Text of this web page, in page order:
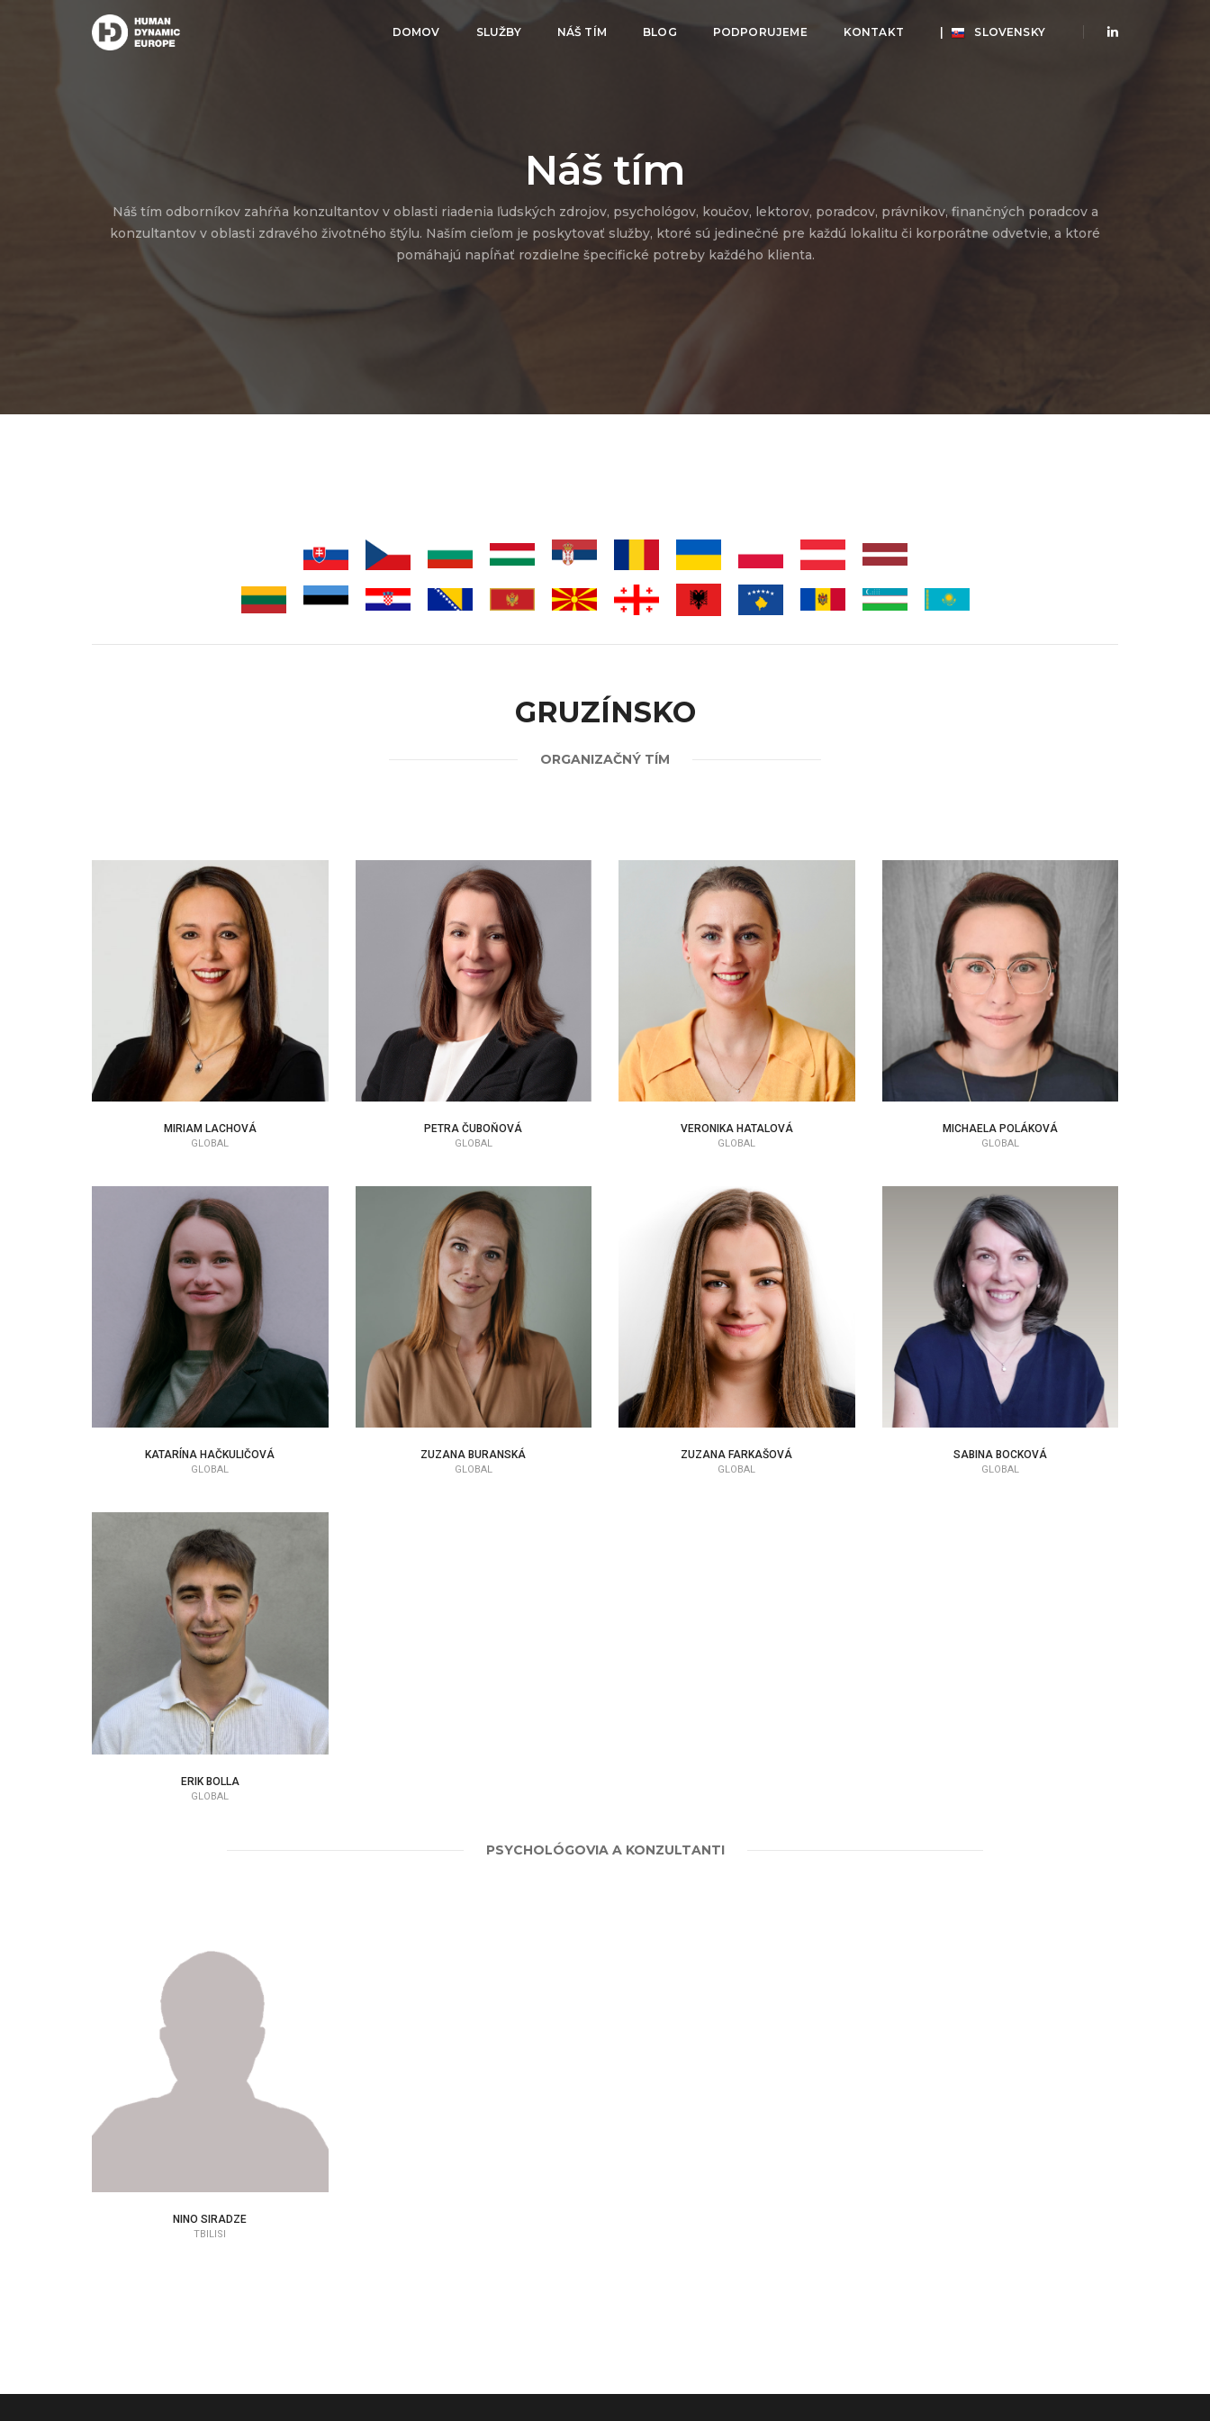
DOMOV SLUŽBY NÁŠ TÍM BLOG PODPORUJEME KONTAKT SLOVENSKY
Náš tím
Náš tím odborníkov zahŕňa konzultantov v oblasti riadenia ľudských zdrojov, psychológov, koučov, lektorov, poradcov, právnikov, finančných poradcov a
konzultantov v oblasti zdravého životného štýlu. Naším cieľom je poskytovať služby, ktoré sú jedinečné pre každú lokalitu či korporátne odvetvie, a ktoré
pomáhajú napĺňať rozdielne špecifické potreby každého klienta.
GRUZÍNSKO
ORGANIZAČNÝ TÍM
MIRIAM LACHOVÁ
CEO | KONZULTANT
MIRIAM LACHOVÁ
GLOBAL
PETRA ČUBOŇOVÁ
EAP KONZULTANT
PETRA ČUBOŇOVÁ
GLOBAL
VERONIKA HATALOVÁ
EAP KONZULTANT
VERONIKA HATALOVÁ
GLOBAL
MICHAELA POLÁKOVÁ
EAP KONZULTANT
MICHAELA POLÁKOVÁ
GLOBAL
KATARÍNA HAČKULIČOVÁ
EAP KONZULTANT
KATARÍNA HAČKULIČOVÁ
GLOBAL
ZUZANA BURANSKÁ
EAP KONZULTANT
ZUZANA BURANSKÁ
GLOBAL
ZUZANA FARKAŠOVÁ
EAP KONZULTANT
ZUZANA FARKAŠOVÁ
GLOBAL
SABINA BOCKOVÁ
ADMIN SUPPORT
SABINA BOCKOVÁ
GLOBAL
ERIK BOLLA
ADMIN SUPPORT
ERIK BOLLA
GLOBAL
PSYCHOLÓGOVIA A KONZULTANTI
PSYCHOLÓG | TERAPEUT
NINO SIRADZE
TBILISI